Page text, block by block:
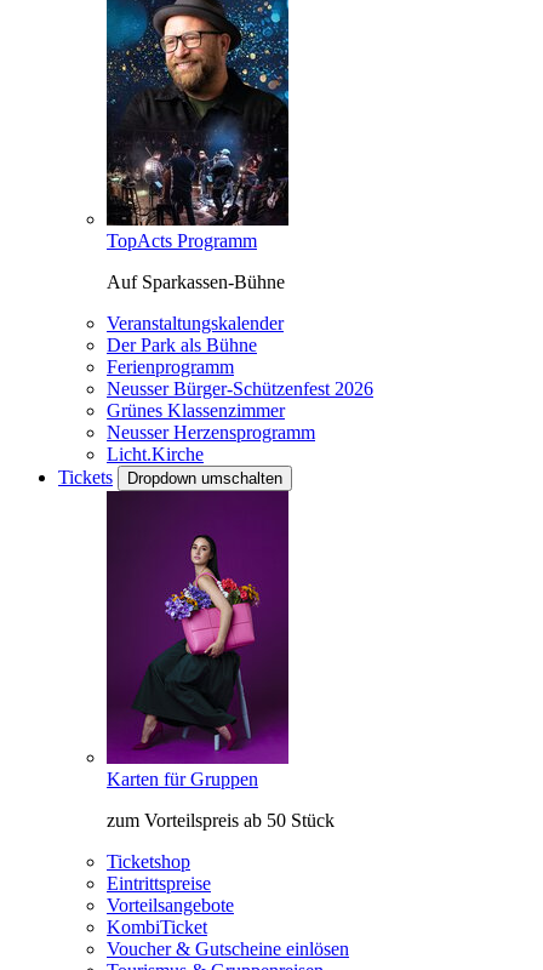
TopActs Programm
Auf Sparkassen-Bühne
Veranstaltungskalender
Der Park als Bühne
Ferienprogramm
Neusser Bürger-Schützenfest 2026
Grünes Klassenzimmer
Neusser Herzensprogramm
Licht.Kirche
Tickets
Dropdown umschalten
Karten für Gruppen
zum Vorteilspreis ab 50 Stück
Ticketshop
Eintrittspreise
Vorteilsangebote
KombiTicket
Voucher & Gutscheine einlösen